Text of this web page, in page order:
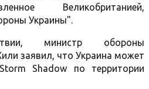
Великобританией,
Украины".
министр обороны
заявил, что Украина может
Shadow по территории